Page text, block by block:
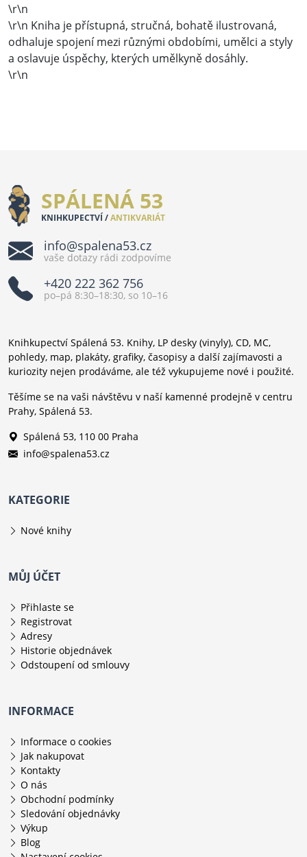
\r\n
\r\n Kniha je přístupná, stručná, bohatě ilustrovaná,
odhaluje spojení mezi různými obdobími, umělci a styly
a oslavuje úspěchy, kterých umělkyně dosáhly.
\r\n
SPÁLENÁ 53
KNIHKUPECTVÍ /ANTIKVARIÁT
info@spalena53.cz
vaše dotazy rádi zodpovíme
+420 222 362 756
po–pá 8:30–18:30, so 10–16
Knihkupectví Spálená 53. Knihy, LP desky (vinyly), CD, MC,
pohledy, map, plakáty, grafiky, časopisy a další zajímavosti a
kuriozity nejen prodáváme, ale též vykupujeme nové i použité.
Těšíme se na vaši návštěvu v naší kamenné prodejně v centru
Prahy, Spálená 53.
Spálená 53, 110 00 Praha
info@spalena53.cz
KATEGORIE
Nové knihy
MŮJ ÚČET
Přihlaste se
Registrovat
Adresy
Historie objednávek
Odstoupení od smlouvy
INFORMACE
Informace o cookies
Jak nakupovat
Kontakty
O nás
Obchodní podmínky
Sledování objednávky
Výkup
Blog